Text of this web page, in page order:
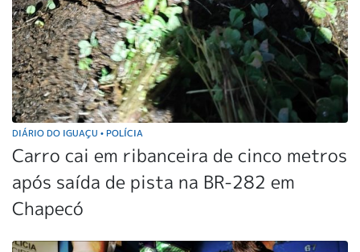
DIÁRIO DO IGUAÇU • POLÍCIA
Carro cai em ribanceira de cinco metros
após saída de pista na BR-282 em
Chapecó